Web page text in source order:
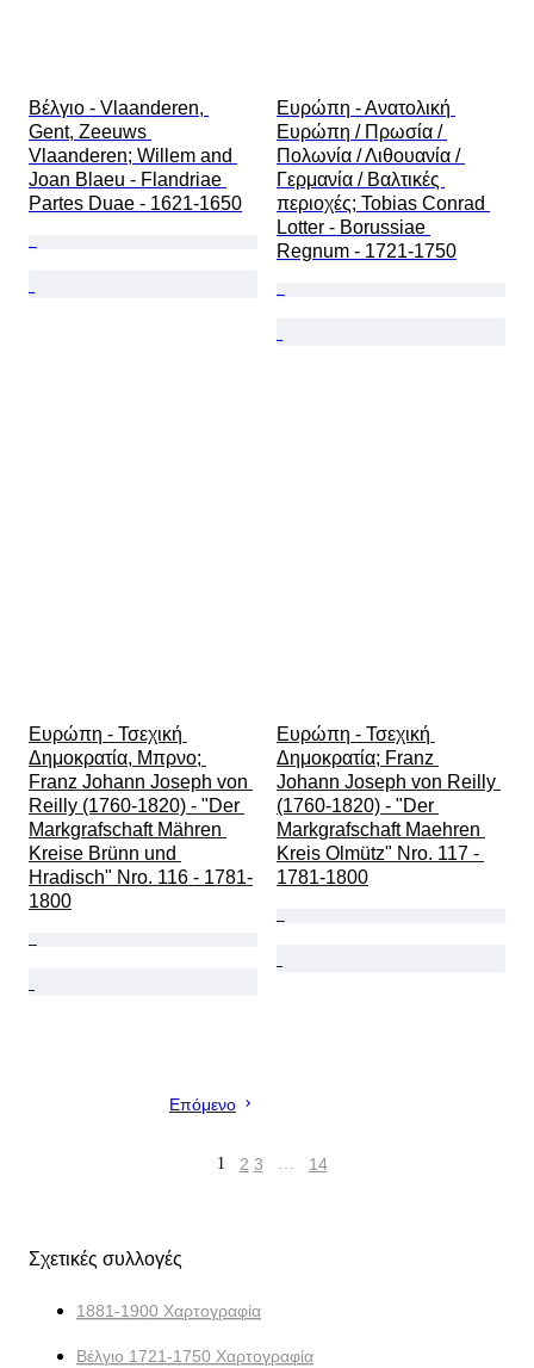
Βέλγιο - Vlaanderen,
Gent, Zeeuws
Vlaanderen; Willem and
Joan Blaeu - Flandriae
Partes Duae - 1621-1650
Ευρώπη - Ανατολική
Ευρώπη / Πρωσία /
Πολωνία / Λιθουανία /
Γερμανία / Βαλτικές
περιοχές; Tobias Conrad
Lotter - Borussiae
Regnum - 1721-1750
Ευρώπη - Τσεχική
Δημοκρατία, Μπρνο;
Franz Johann Joseph von
Reilly (1760-1820) - "Der
Markgrafschaft Mähren
Kreise Brünn und
Hradisch" Nro. 116 - 1781-
1800
Ευρώπη - Τσεχική
Δημοκρατία; Franz
Johann Joseph von Reilly
(1760-1820) - "Der
Markgrafschaft Maehren
Kreis Olmütz" Nro. 117 -
1781-1800
Επόμενο
1 2 3 … 14
Σχετικές συλλογές
1881-1900 Χαρτογραφία
Βέλγιο 1721-1750 Χαρτογραφία